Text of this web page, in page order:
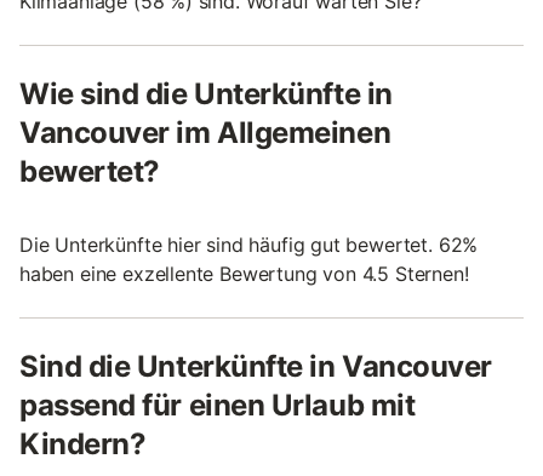
Wie sind die Unterkünfte in
Vancouver im Allgemeinen
bewertet?
Die Unterkünfte hier sind häufig gut bewertet. 62%
haben eine exzellente Bewertung von 4.5 Sternen!
Sind die Unterkünfte in Vancouver
passend für einen Urlaub mit
Kindern?